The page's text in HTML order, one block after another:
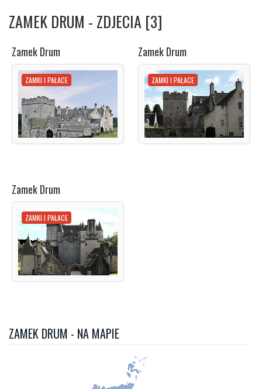
ZAMEK DRUM - ZDJECIA [3]
Zamek Drum
ZAMKI I PAŁACE
Zamek Drum
ZAMKI I PAŁACE
Zamek Drum
ZAMKI I PAŁACE
ZAMEK DRUM - NA MAPIE